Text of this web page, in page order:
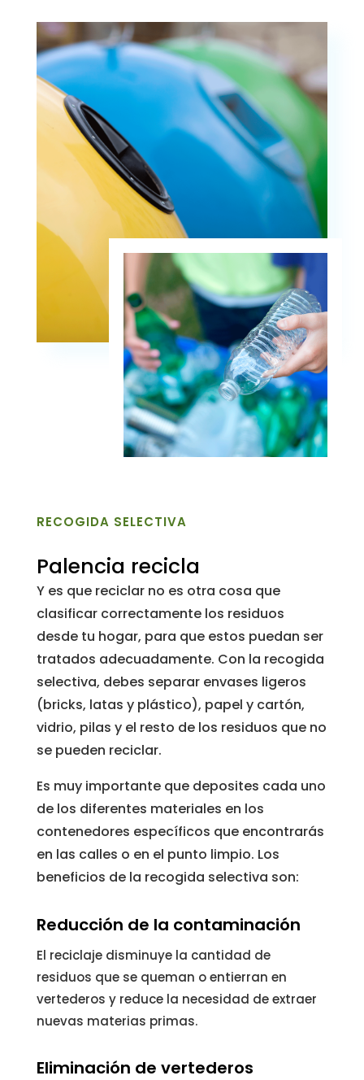
RECOGIDA SELECTIVA
Palencia recicla
Y es que reciclar no es otra cosa que
clasificar correctamente los residuos
desde tu hogar, para que estos puedan ser
tratados adecuadamente. Con la recogida
selectiva, debes separar envases ligeros
(bricks, latas y plástico), papel y cartón,
vidrio, pilas y el resto de los residuos que no
se pueden reciclar.
Es muy importante que deposites cada uno
de los diferentes materiales en los
contenedores específicos que encontrarás
en las calles o en el punto limpio. Los
beneficios de la recogida selectiva son:
Reducción de la contaminación
El reciclaje disminuye la cantidad de
residuos que se queman o entierran en
vertederos y reduce la necesidad de extraer
nuevas materias primas.
Eliminación de vertederos